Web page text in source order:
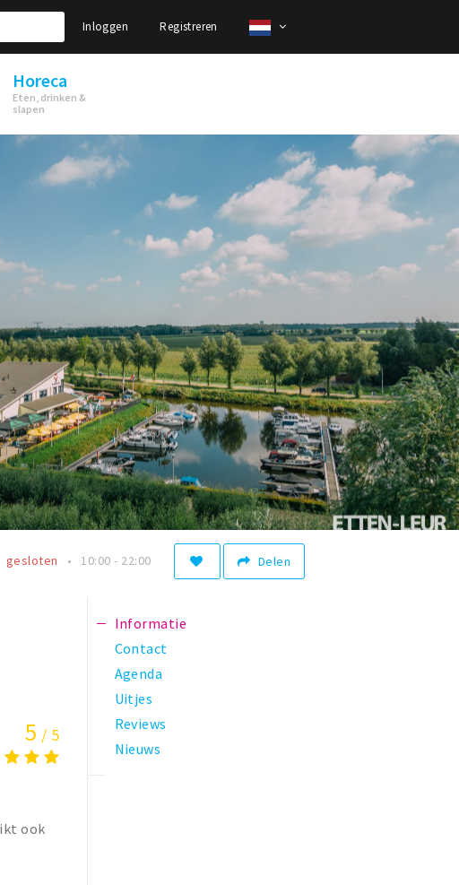
Inloggen Registreren
Horeca
Eten, drinken &
slapen
Delen
gesloten 10:00 - 22:00
5 / 5
ook
Informatie
Contact
Agenda
Uitjes
Reviews
Nieuws